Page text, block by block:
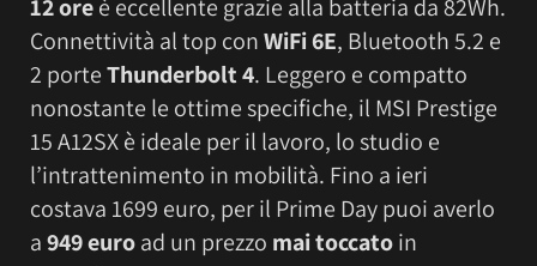
12 oreè eccellente grazie alla batteria da 82Wh.
Connettività al top conWiFi 6E, Bluetooth 5.2 e
2 porteThunderbolt 4. Leggero e compatto
nonostante le ottime specifiche, il MSI Prestige
15 A12SX è ideale per il lavoro, lo studio e
l’intrattenimento in mobilità. Fino a ieri
costava 1699 euro, per il Prime Day puoi averlo
a949 euroad un prezzo mai toccatoin